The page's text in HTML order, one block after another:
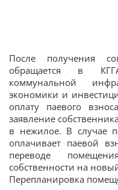
После получения
обращается в
коммунальной
экономики и
оплату паевого
заявление
в нежилое. В случае
оплачивает паевой
переводе
собственности на
Перепланировка